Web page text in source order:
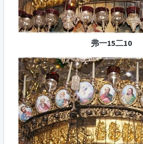
弗一15二10